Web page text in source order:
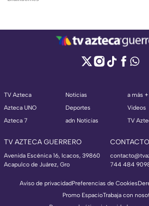
TV Azteca
Azteca UNO
Azteca 7
Noticias
Deportes
adn Noticias
a más +
Videos
TV
TV AZTECA GUERRERO
Avenida Escénica 16, Icacos, 39860
Acapulco de Juárez, Gro
CONTACTO
744 484
Aviso de privacidadPreferencias de Cookies
Promo EspacioTrabaja con